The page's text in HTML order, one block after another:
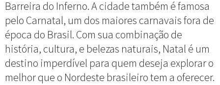
Barreira do Inferno. A cidade também é famosa
pelo Carnatal, um dos maiores carnavais fora de
época do Brasil. Com sua combinação de
história, cultura, e belezas naturais, Natal é um
destino imperdível para quem deseja explorar o
melhor que o Nordeste brasileiro tem a oferecer.